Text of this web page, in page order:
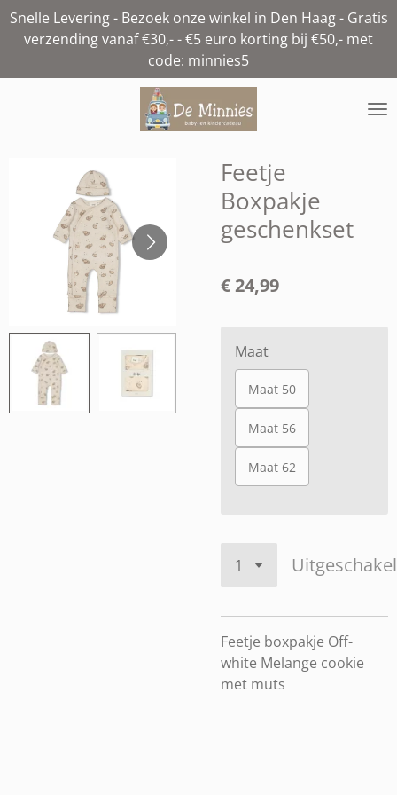
Ga
direct
de
Snelle Levering - Bezoek onze winkel in Den Haag - Gratis
verzending vanaf €30,- - €5 euro korting bij €50,- met
code: minnies5
Feetje
Boxpakje
geschenkset
€ 24,99
Maat
Maat 50
Maat 56
Maat 62
Feetje boxpakje Off-
white Melange cookie
met muts